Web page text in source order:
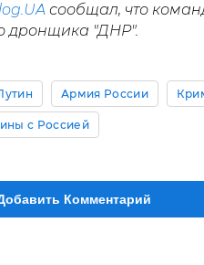
сообщал, что
дронщика "ДНР".
Армия России
с Россией
Комментарий